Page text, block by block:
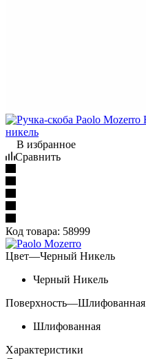
В избранное
Сравнить
Код товара: 58999
Цвет—Черный Никель
Черный Никель
Поверхность—Шлифованная
Шлифованная
Характеристики